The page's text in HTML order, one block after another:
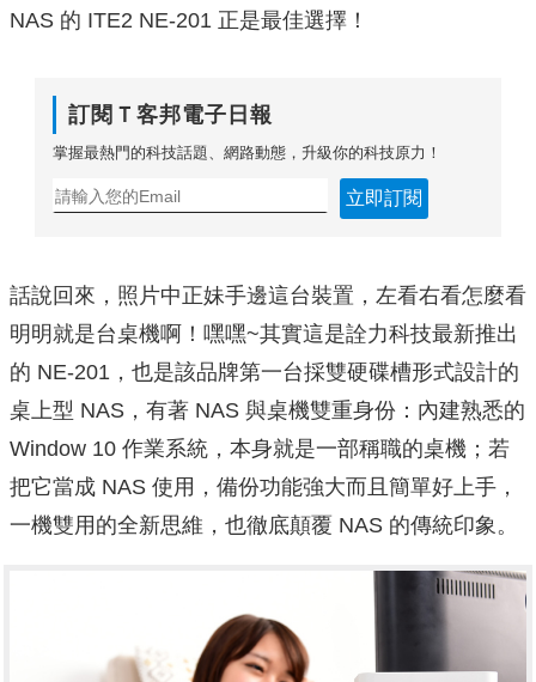
NAS 的 ITE2 NE-201 正是最佳選擇！
訂閱Ｔ客邦電子日報
掌握最熱門的科技話題、網路動態，升級你的科技原力！
立即訂閱
話說回來，照片中正妹手邊這台裝置，左看右看怎麼看
明明就是台桌機啊！嘿嘿~其實這是詮力科技最新推出
的 NE-201，也是該品牌第一台採雙硬碟槽形式設計的
桌上型 NAS，有著 NAS 與桌機雙重身份：內建熟悉的
Window 10 作業系統，本身就是一部稱職的桌機；若
把它當成 NAS 使用，備份功能強大而且簡單好上手，
一機雙用的全新思維，也徹底顛覆 NAS 的傳統印象。